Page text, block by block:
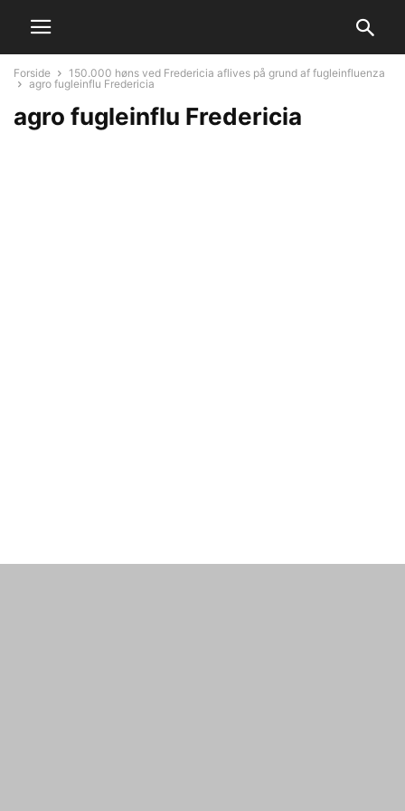
Forside
150.000 høns ved Fredericia aflives på grund af fugleinfluenza
agro fugleinflu Fredericia
agro fugleinflu Fredericia